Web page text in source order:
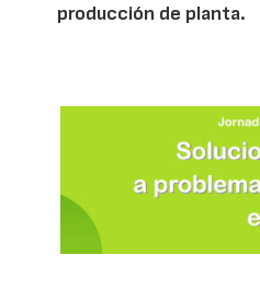
producción de planta.